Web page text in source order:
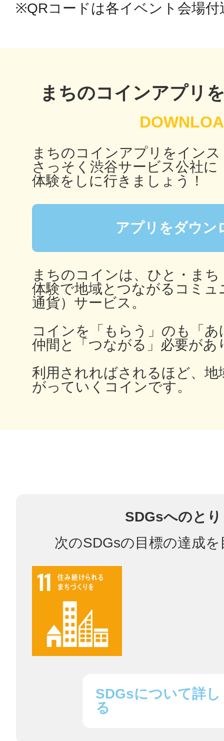
※QRコードは各イベント会場付
まちのコインアプリ
まちのコインアプリをイン
さっそく渋谷サービス公社に
体験をしに行きましょう！
アプリをダウン
まちのコインは、ひと・ま
体験で地域とつながるコミュ
通貨）サービス。
コインを「もらう」のも「
仲間と「つながる」必要があ
利用されればされるほど、地
がっていくコインです。
SDGsへのと
次のSDGsの目標の達成
SDGsについて詳し
る
生駒
秋葉原
日置
高知市
シモキ
多度津
鎌倉